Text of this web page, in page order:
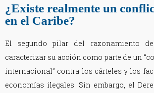
¿Existe realmente un
en el Caribe?
El segundo pilar del razonamiento
caracterizar su acción como parte de un
internacional” contra los cárteles y los
economías ilegales. Sin embargo, el